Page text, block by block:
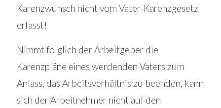
Karenzwunsch nicht vom Vater-Karenzgesetz
erfasst!
Nimmt folglich der Arbeitgeber die
Karenzpläne eines werdenden Vaters zum
Anlass, das Arbeitsverhältnis zu beenden, kann
sich der Arbeitnehmer nicht auf den